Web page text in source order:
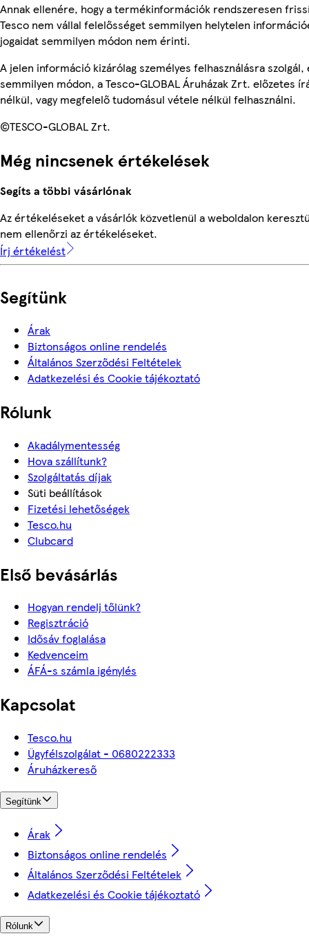
Annak ellenére, hogy a termékinformációk rendszeresen
Tesco nem vállal felelősséget semmilyen helytelen
jogaidat semmilyen módon nem érinti.
A jelen információ kizárólag személyes felhasználásra
semmilyen módon, a Tesco-GLOBAL Áruházak Zrt. előzetes
nélkül, vagy megfelelő tudomásul vétele nélkül felhasználni.
©TESCO-GLOBAL Zrt.
Még nincsenek értékelések
Segíts a többi vásárlónak
Az értékeléseket a vásárlók közvetlenül a weboldalon
nem ellenőrzi az értékeléseket.
Írj értékelést
Segítünk
Árak
Biztonságos online rendelés
Általános Szerződési Feltételek
Adatkezelési és Cookie tájékoztató
Rólunk
Akadálymentesség
Hova szállítunk?
Szolgáltatás díjak
Süti beállítások
Fizetési lehetőségek
Tesco.hu
Clubcard
Első bevásárlás
Hogyan rendelj tőlünk?
Regisztráció
Idősáv foglalása
Kedvenceim
ÁFÁ-s számla igénylés
Kapcsolat
Tesco.hu
Ügyfélszolgálat - 0680222333
Áruházkereső
Segítünk
Árak
Biztonságos online rendelés
Általános Szerződési Feltételek
Adatkezelési és Cookie tájékoztató
Rólunk